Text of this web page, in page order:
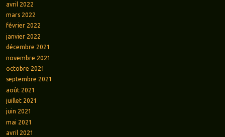
avril 2022
mars 2022
février 2022
janvier 2022
décembre 2021
novembre 2021
octobre 2021
septembre 2021
août 2021
juillet 2021
juin 2021
mai 2021
avril 2021